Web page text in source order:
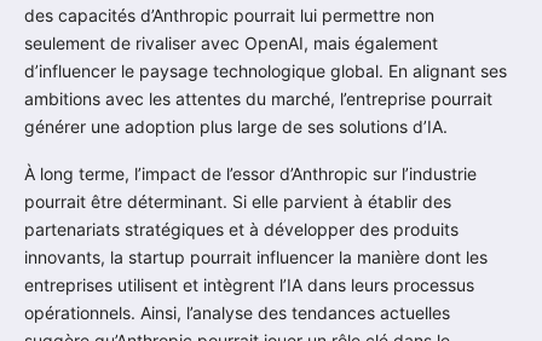
des capacités d’Anthropic pourrait lui permettre non
seulement de rivaliser avec OpenAI, mais également
d’influencer le paysage technologique global. En alignant ses
ambitions avec les attentes du marché, l’entreprise pourrait
générer une adoption plus large de ses solutions d’IA.
À long terme, l’impact de l’essor d’Anthropic sur l’industrie
pourrait être déterminant. Si elle parvient à établir des
partenariats stratégiques et à développer des produits
innovants, la startup pourrait influencer la manière dont les
entreprises utilisent et intègrent l’IA dans leurs processus
opérationnels. Ainsi, l’analyse des tendances actuelles